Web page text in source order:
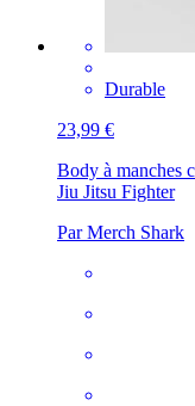
Durable
23,99 €
Body à manches
Jiu Jitsu Fighter
Par Merch Shark